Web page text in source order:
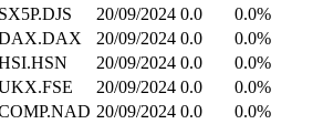
20/09/2024 0.0
0.0%
20/09/2024 0.0
0.0%
20/09/2024 0.0
0.0%
20/09/2024 0.0
0.0%
20/09/2024 0.0
0.0%